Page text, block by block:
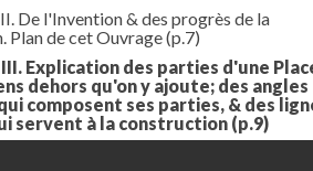
De l'Invention & des progrès de la
Plan de cet Ouvrage(p.7)
III. Explication des parties d'une
dehors qu'on y ajoute; des angles
composent ses parties, & des
servent à la construction (p.9)
des angles qui composent les parties